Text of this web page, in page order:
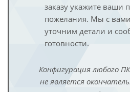
заказу укажите ваши
пожелания. Мы с
уточним детали и
готовности.
Конфигурация любого
не является